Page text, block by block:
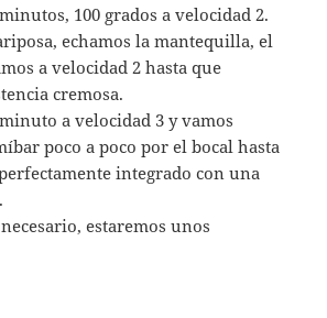
100 grados a velocidad 2.
echamos la mantequilla, el
a velocidad 2 hasta que
cremosa.
a velocidad 3 y vamos
poco a poco por el bocal hasta
integrado con una
estaremos unos